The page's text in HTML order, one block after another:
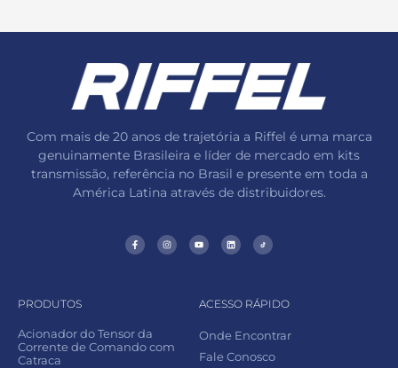
Com mais de 20 anos de trajetória a Riffel é uma marca
genuinamente Brasileira e líder de mercado em kits
transmissão, referência no Brasil e presente em toda a
América Latina através de distribuidores.
PRODUTOS
Acionador do Tensor da
Corrente de Comando com
Catraca
ACESSO RÁPIDO
Onde Encontrar
Fale Conosco